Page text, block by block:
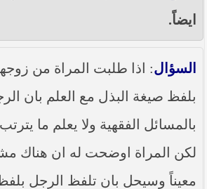
ايضاً.
السؤال: اذا طلبت المراة من
بلفظ صيغة البذل مع العلم بان
بالمسائل الفقهية ولا يعلم ما
لكن المراة اوضحت له ان هناك
معيناً وسيحل بان تلفظ الرجل